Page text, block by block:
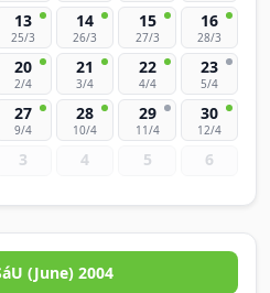
13
25/3
14
26/3
15
27/3
16
28/3
20
2/4
21
3/4
22
4/4
23
5/4
27
9/4
28
10/4
29
11/4
30
12/4
3 4 5 6
(June) 2004